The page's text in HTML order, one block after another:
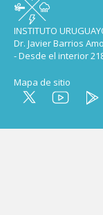
INSTITUTO
Dr. Javier Barrios
- Desde el interior
Mapa de sitio